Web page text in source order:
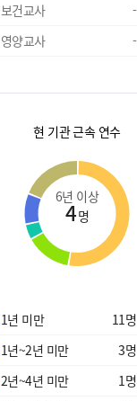
보건교사
-
영양교사
-
현 기관 근속 연수
6년 이상
4명
1년 미만 11명
1년~2년 미만
3명
2년~4년 미만
1명